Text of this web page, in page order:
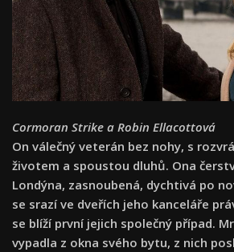
Cormoran Strike a Robin Ellacottová
On válečný veterán bez nohy, s
životem a spoustou dluhů. Ona
Londýna, zasnoubená, dychtivá po
se srazí ve dveřích jeho kanceláře
se blíží první jejich společný případ.
vypadla z okna svého bytu, z nich